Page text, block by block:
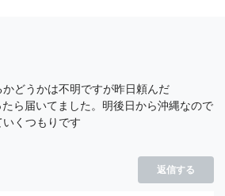
どうかは不明ですが昨日頼んだ
ら届いてました。明後日から沖縄なので
くつもりです
返信する